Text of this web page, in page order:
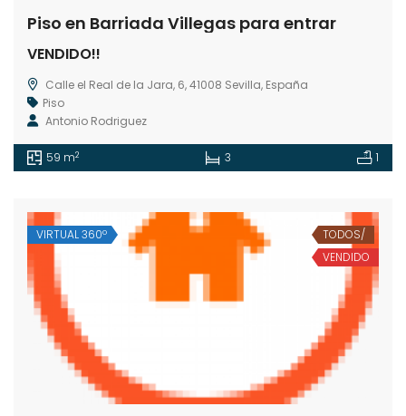
Piso en Barriada Villegas para entrar
VENDIDO!!
Calle el Real de la Jara, 6, 41008 Sevilla, España
Piso
Antonio Rodriguez
59 m2 3 1
VIRTUAL 360º
TODOS/
VENDIDO